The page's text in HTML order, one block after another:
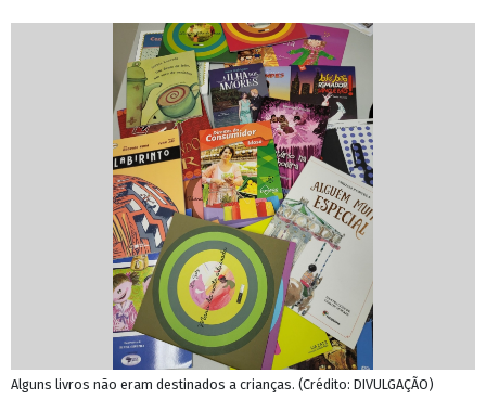
Alguns livros não eram destinados a crianças. (Crédito: DIVULGAÇÃO)